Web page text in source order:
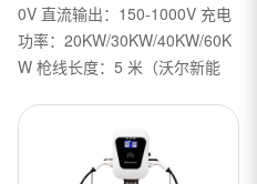
0V 直流输出：150-1000V 充电
功率：20KW/30KW/40KW/60K
W 枪线长度：5 米（沃尔新能
式：4G（运营版标配）